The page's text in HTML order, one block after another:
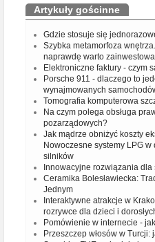
Artykuły gościnne
Gdzie stosuje się
Szybka metamorfoza
naprawdę warto
Elektroniczne faktury - czym
Porsche 911 - dlaczego to
wynajmowanych
Tomografia komputerowa
Na czym polega obsługa
pozarządowych?
Jak mądrze obniżyć koszty
Nowoczesne systemy LPG
silników
Innowacyjne rozwiązania
Ceramika Bolesławiecka:
Jednym
Interaktywne atrakcje w
rozrywce dla dzieci i
Pomówienie w internecie -
Przeszczep włosów w